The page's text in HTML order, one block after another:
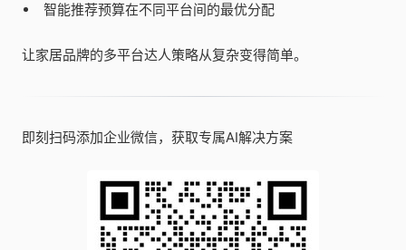
智能推荐预算在不同平台间的最优分配
让家居品牌的多平台达人策略从复杂变得简单。
即刻扫码添加企业微信，获取专属AI解决方案